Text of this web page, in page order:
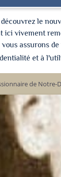
le
ici vivement
vous assurons
et à
de Notre-